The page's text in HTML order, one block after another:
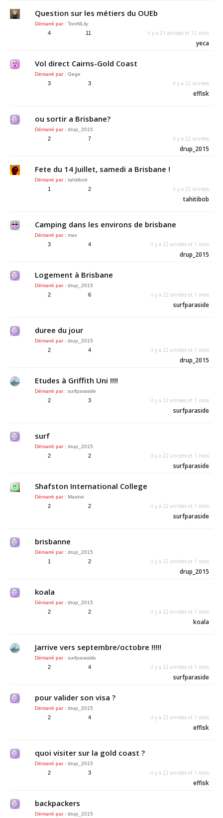
Question sur les métiers du OUEb
Démarré par : TomNLily
4 11 il y a 21 années et 12 mois
yeca
Vol direct Cairns-Gold Coast
Démarré par : Gege
3 3 il y a 22 années
effisk
ou sortir a Brisbane?
Démarré par : drup_2015
2 7 il y a 22 années
drup_2015
Fete du 14 Juillet, samedi a Brisbane !
Démarré par : tahitibob
1 2 il y a 22 années
tahitibob
Camping dans les environs de brisbane
Démarré par : max
3 4 il y a 22 années et 1 mois
drup_2015
Logement à Brisbane
Démarré par : drup_2015
2 6 il y a 22 années et 1 mois
surfparaside
duree du jour
Démarré par : drup_2015
2 4 il y a 22 années et 1 mois
drup_2015
Etudes à Griffith Uni !!!!
Démarré par : surfparaside
2 3 il y a 22 années et 1 mois
surfparaside
surf
Démarré par : drup_2015
2 2 il y a 22 années et 1 mois
surfparaside
Shafston International College
Démarré par : Maxine
2 2 il y a 22 années et 1 mois
surfparaside
brisbanne
Démarré par : drup_2015
1 2 il y a 22 années et 1 mois
drup_2015
koala
Démarré par : drup_2015
2 2 il y a 22 années et 1 mois
koala
Jarrive vers septembre/octobre !!!!!
Démarré par : surfparaside
2 4 il y a 22 années et 1 mois
surfparaside
pour valider son visa ?
Démarré par : drup_2015
2 4 il y a 22 années et 1 mois
effisk
quoi visiter sur la gold coast ?
Démarré par : drup_2015
2 3 il y a 22 années et 1 mois
effisk
backpackers
Démarré par : drup_2015